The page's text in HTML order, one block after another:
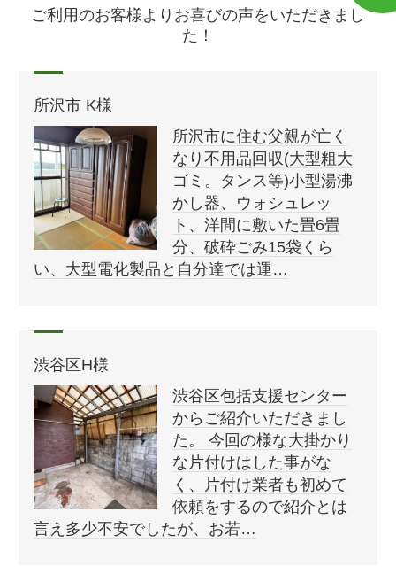
ご利用のお客様よりお喜びの声をいただきまし
た！
所沢市 K様
所沢市に住む父親が亡く
なり不用品回収(大型粗大
ゴミ。タンス等)小型湯沸
かし器、ウォシュレッ
ト、洋間に敷いた畳6畳
分、破砕ごみ15袋くら
い、大型電化製品と自分達では運…
渋谷区H様
渋谷区包括支援センター
からご紹介いただきまし
た。 今回の様な大掛かり
な片付けはした事がな
く、片付け業者も初めて
依頼をするので紹介とは
言え多少不安でしたが、お若…